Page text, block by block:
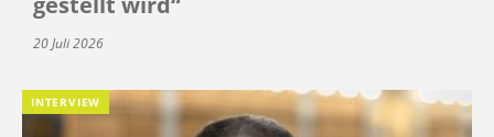
20 Juli 2026
INTERVIEW